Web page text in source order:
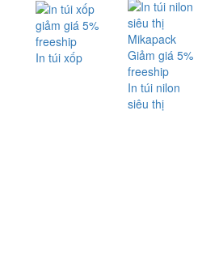
giảm giá 5%
freeship
In túi xốp
Giảm giá 5%
freeship
In túi nilon
siêu thị